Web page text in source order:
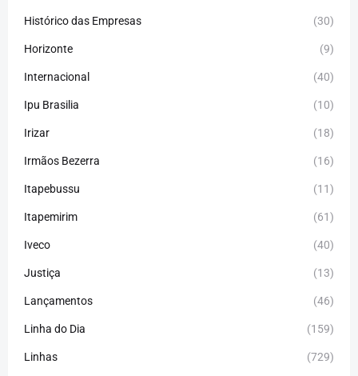
Histórico das Empresas (30)
Horizonte (9)
Internacional (40)
Ipu Brasilia (10)
Irizar (18)
Irmãos Bezerra (16)
Itapebussu (11)
Itapemirim (61)
Iveco (40)
Justiça (13)
Lançamentos (46)
Linha do Dia (159)
Linhas (729)